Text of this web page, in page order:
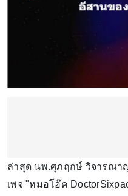
ล่าสุด นพ.ศุภฤกษ์ วิจารณา
เพจ "หมอโอ๊ค